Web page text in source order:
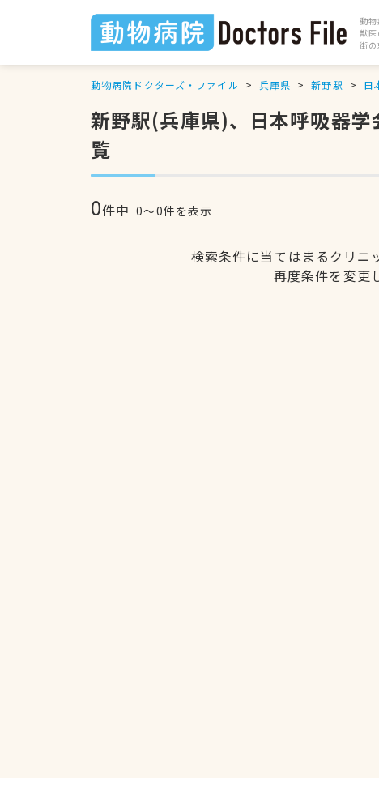
動
獣
街
動物病院ドクターズ・ファイル 兵庫県 新野駅 日
新野駅(兵庫県)、日本呼吸器
覧
0件中 0〜0件を表示
検索条件に当てはまるクリニ
再度条件を変更